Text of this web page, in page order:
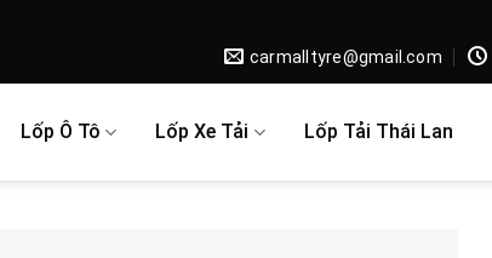
carmalltyre@gmail.com
Lốp Ô Tô Lốp Xe Tải Lốp Tải Thái Lan